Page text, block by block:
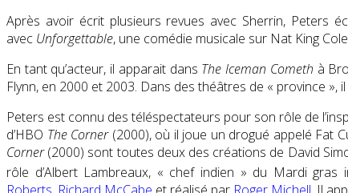
Après avoir écrit plusieurs revues avec Sherrin, Peters
avec Unforgettable, une comédie musicale sur Nat King
En tant qu’acteur, il apparait dans The Iceman Cometh à
Flynn, en 2000 et 2003. Dans des théâtres de « province »,
Peters est connu des téléspectateurs pour son rôle de
d’HBO The Corner(2000), où il joue un drogué appelé Fat
Corner(2000) sont toutes deux des créations de David
rôle d’Albert Lambreaux, « chef indien » du Mardi gras